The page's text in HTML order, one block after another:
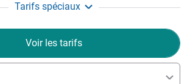
Tarifs spéciaux
Voir les tarifs